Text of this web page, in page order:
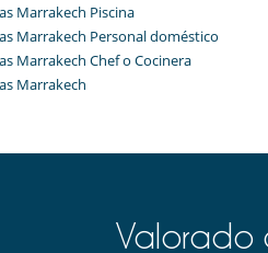
Marrakech Piscina
Marrakech Personal doméstico
Marrakech Chef o Cocinera
Marrakech
Valorado